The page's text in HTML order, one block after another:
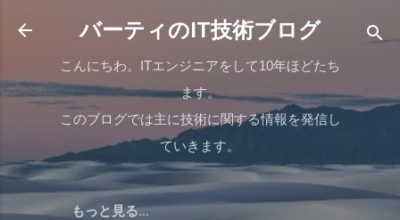
スキップしてメイン コンテンツに移動
バーティのIT技術ブログ
こんにちわ。ITエンジニアをして10年ほどたち
ます。
このブログでは主に技術に関する情報を発信し
ていきます。
もっと見る…